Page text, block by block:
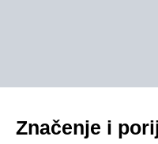
Značenje i